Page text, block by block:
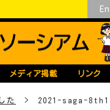
メディア掲載 リンク
た > 2021-saga-8th1